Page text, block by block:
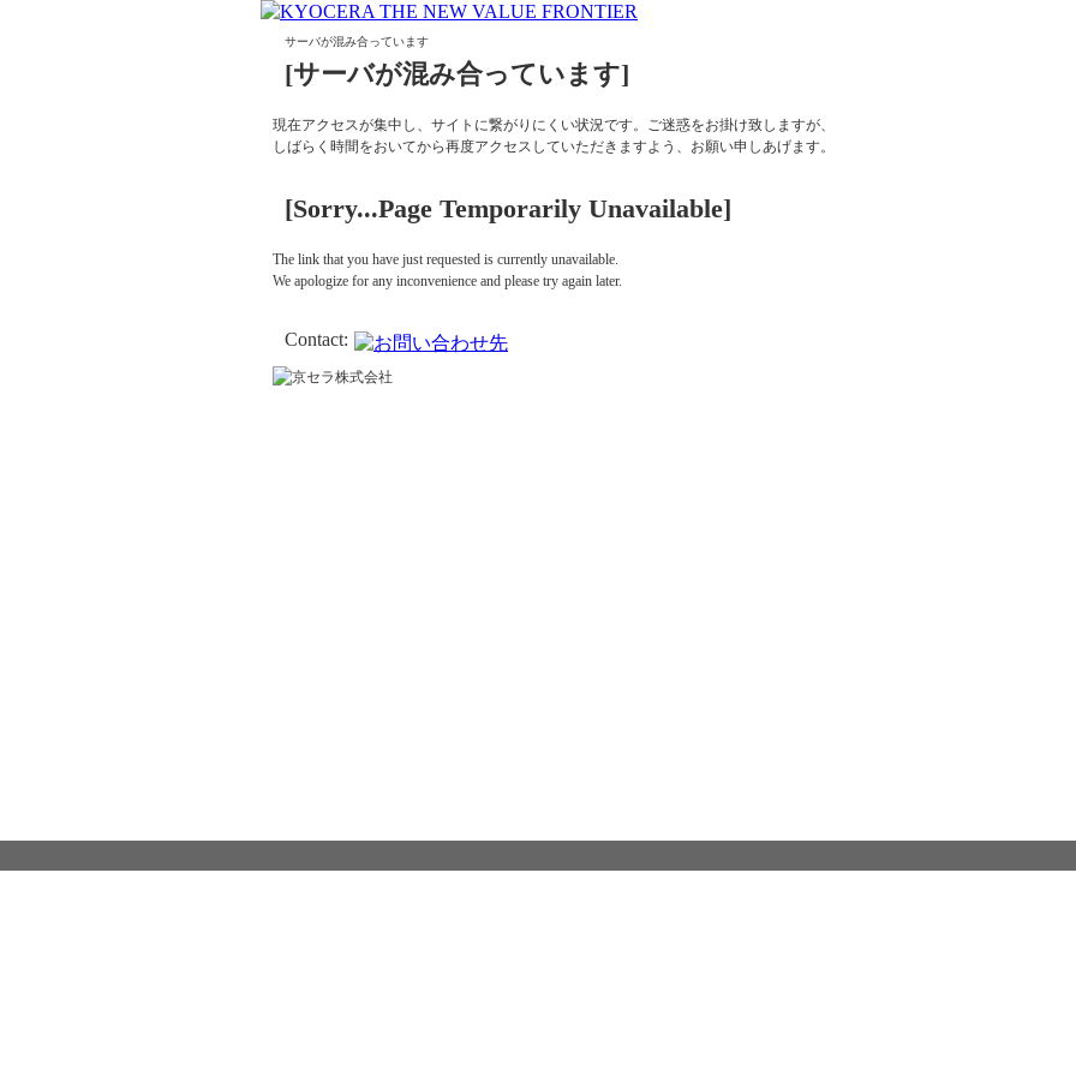
サーバが混み合っています
[サーバが混み合っています]
現在アクセスが集中し、サイトに繋がりにくい状況です。ご迷惑をお掛け致しますが、
しばらく時間をおいてから再度アクセスしていただきますよう、お願い申しあげます。
[Sorry...Page Temporarily Unavailable]
The link that you have just requested is currently unavailable.
We apologize for any inconvenience and please try again later.
Contact: